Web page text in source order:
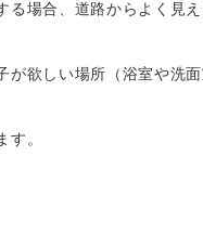
る場合、道路からよく見
が欲しい場所（浴室や洗
す。